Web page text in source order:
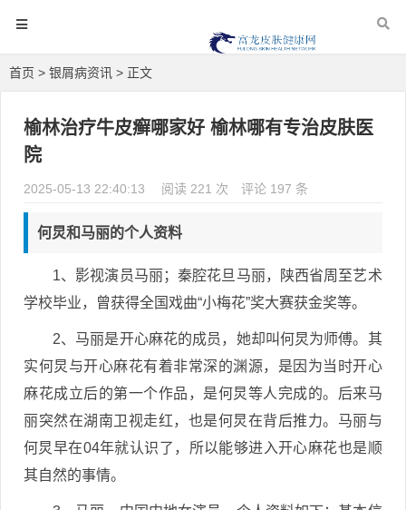
首页 > 银屑病资讯 > 正文
榆林治疗牛皮癣哪家好 榆林哪有专治皮肤医
院
2025-05-13 22:40:13 阅读 221 次 评论 197 条
何炅和马丽的个人资料
1、影视演员马丽；秦腔花旦马丽，陕西省周至艺术
学校毕业，曾获得全国戏曲“小梅花”奖大赛获金奖等。
2、马丽是开心麻花的成员，她却叫何炅为师傅。其
实何炅与开心麻花有着非常深的渊源，是因为当时开心
麻花成立后的第一个作品，是何炅等人完成的。后来马
丽突然在湖南卫视走红，也是何炅在背后推力。马丽与
何炅早在04年就认识了，所以能够进入开心麻花也是顺
其自然的事情。